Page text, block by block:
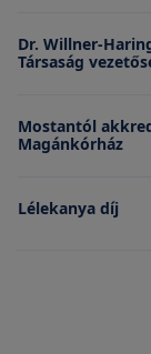
Dr. Willner-
Társaság
Mostantól
Magánkórház
Lélekanya díj